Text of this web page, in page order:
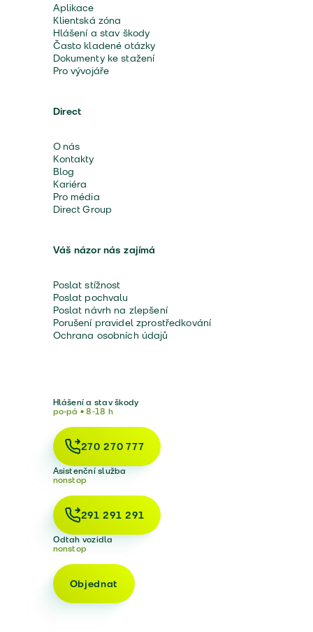
Aplikace
Klientská zóna
Hlášení a stav škody
Často kladené otázky
Dokumenty ke stažení
Pro vývojáře
Direct
O nás
Kontakty
Blog
Kariéra
Pro média
Direct Group
Váš názor nás zajímá
Poslat stížnost
Poslat pochvalu
Poslat návrh na zlepšení
Porušení pravidel zprostředkování
Ochrana osobních údajů
Hlášení a stav škody
po-pá • 8-18 h
270 270 777
Asistenční služba
nonstop
291 291 291
Odtah vozidla
nonstop
Objednat